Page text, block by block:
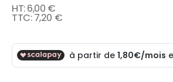
7,20 €
6,00 €